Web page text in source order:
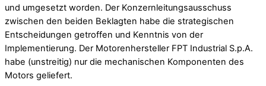
und umgesetzt worden. Der Konzernleitungsausschuss
zwischen den beiden Beklagten habe die strategischen
Entscheidungen getroffen und Kenntnis von der
Implementierung. Der Motorenhersteller FPT Industrial S.p.A.
habe (unstreitig) nur die mechanischen Komponenten des
Motors geliefert.